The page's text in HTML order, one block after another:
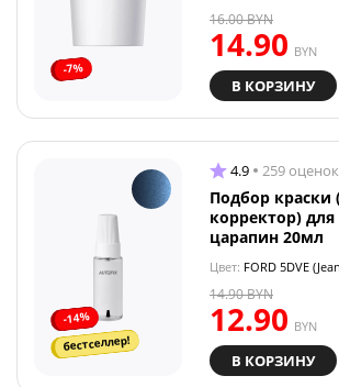
-7%
14.90 BYN
16.00BYN
В КОРЗИНУ
-14%
бестселлер!
4.9 259 оценок
Подбор краски
корректор)
царапин 20мл
Цвет: FORD 5DVE
12.90 BYN
14.90BYN
В КОРЗИНУ